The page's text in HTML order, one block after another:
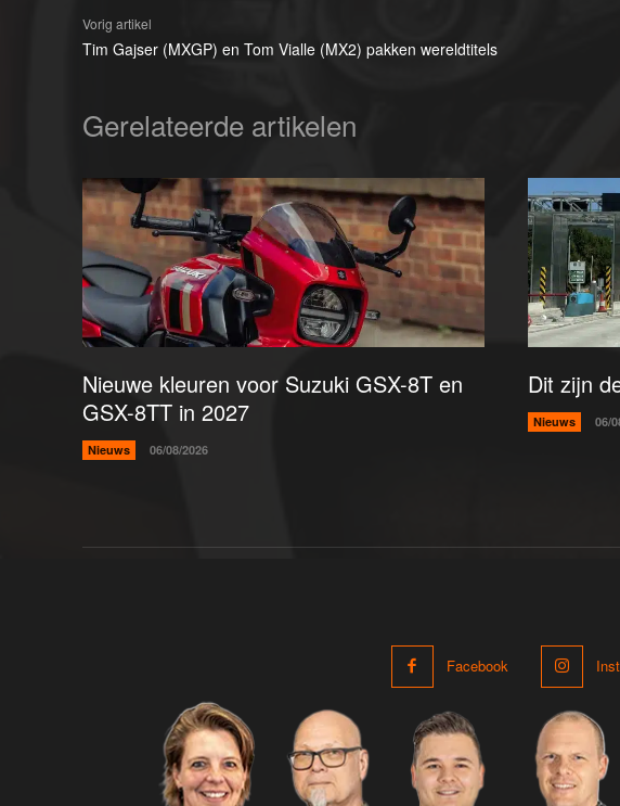
Vorig artikel
Tim Gajser (MXGP) en Tom Vialle (MX2) pakken wereldtitels
Gerelateerde artikelen
Nieuwe kleuren voor Suzuki GSX-8T en
GSX-8TT in 2027
Nieuws 06/08/2026
Dit zijn
Nieuws 06/
Facebook